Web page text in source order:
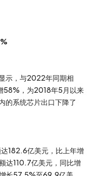
示，与2022年同期相
58%，为2018年5月以来
的系统芯片出口下降了
182.6亿美元，比上年增
达110.7亿美元，同比增